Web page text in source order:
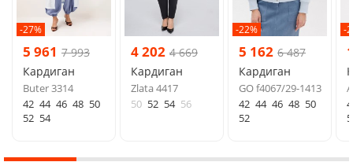
-27%
5 961 7 993
Кардиган
Buter 3314
42 44 46 48 50
52 54
4 202 4 669
Кардиган
Zlata 4417
50 52 54 56
-22%
5 162 6 487
Кардиган
GO f4067/29-1413
42 44 46 48 50
52
-